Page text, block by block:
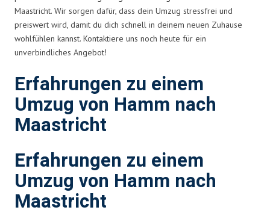
Maastricht. Wir sorgen dafür, dass dein Umzug stressfrei und
preiswert wird, damit du dich schnell in deinem neuen Zuhause
wohlfühlen kannst. Kontaktiere uns noch heute für ein
unverbindliches Angebot!
Erfahrungen zu einem
Umzug von Hamm nach
Maastricht
Erfahrungen zu einem
Umzug von Hamm nach
Maastricht